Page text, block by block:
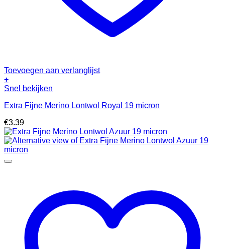
Toevoegen aan verlanglijst
+
Snel bekijken
Extra Fijne Merino Lontwol Royal 19 micron
€3.39